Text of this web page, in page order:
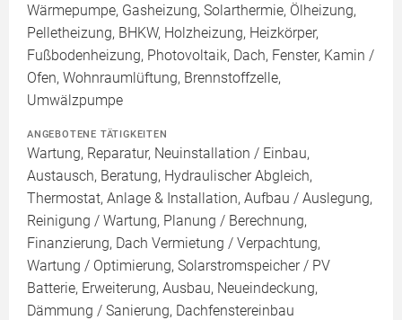
Wärmepumpe, Gasheizung, Solarthermie, Ölheizung,
Pelletheizung, BHKW, Holzheizung, Heizkörper,
Fußbodenheizung, Photovoltaik, Dach, Fenster, Kamin /
Ofen, Wohnraumlüftung, Brennstoffzelle,
Umwälzpumpe
ANGEBOTENE TÄTIGKEITEN
Wartung, Reparatur, Neuinstallation / Einbau,
Austausch, Beratung, Hydraulischer Abgleich,
Thermostat, Anlage & Installation, Aufbau / Auslegung,
Reinigung / Wartung, Planung / Berechnung,
Finanzierung, Dach Vermietung / Verpachtung,
Wartung / Optimierung, Solarstromspeicher / PV
Batterie, Erweiterung, Ausbau, Neueindeckung,
Dämmung / Sanierung, Dachfenstereinbau